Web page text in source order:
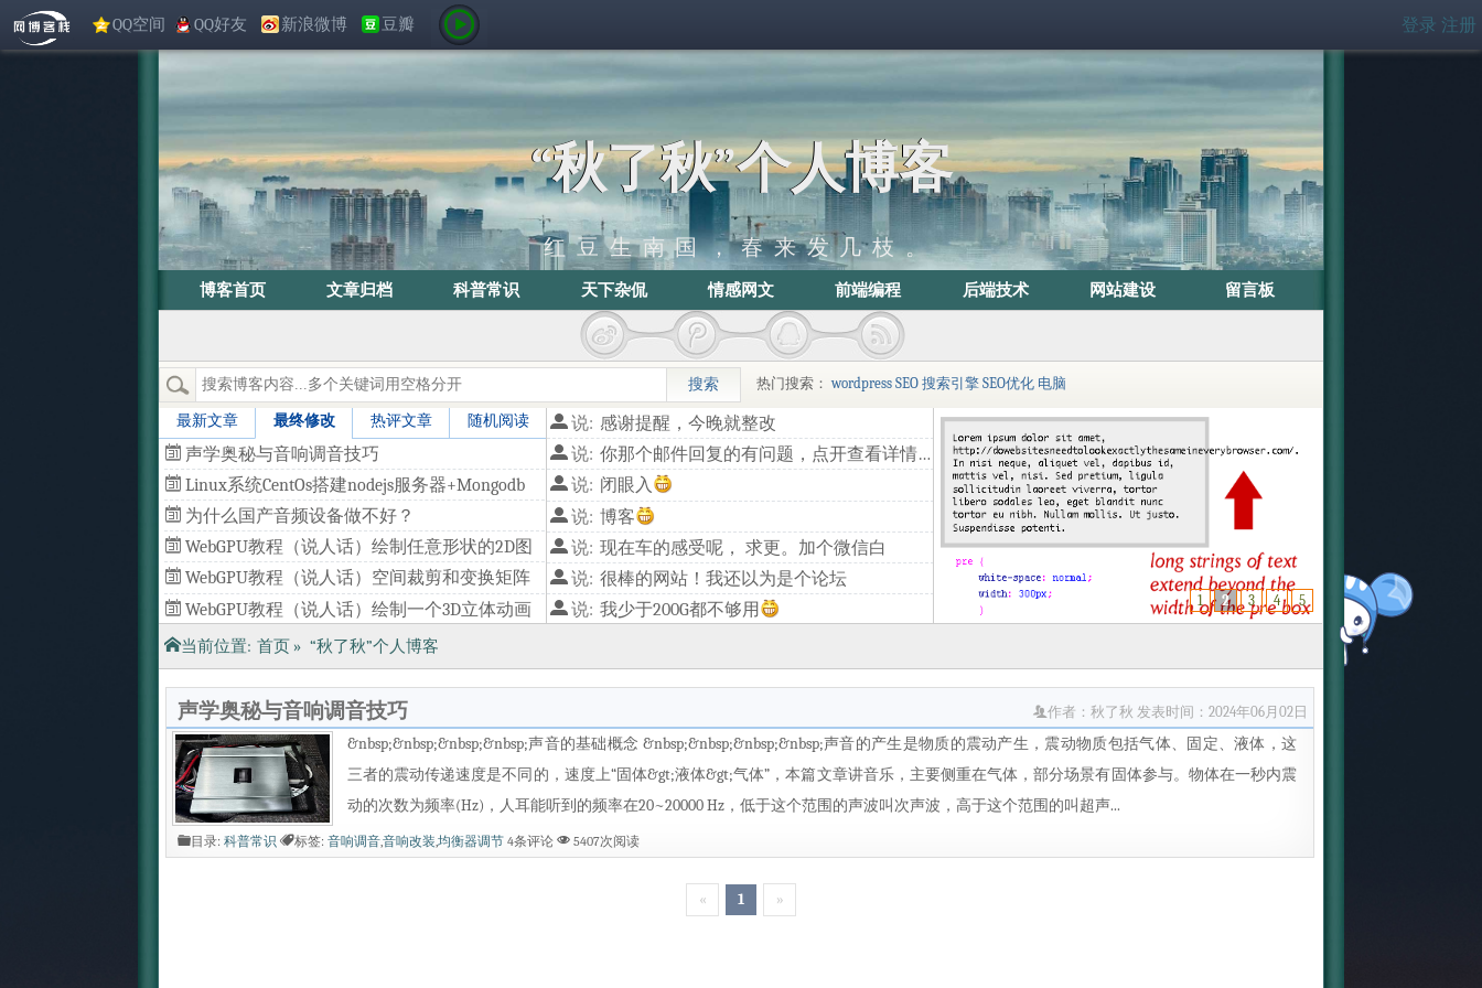
QQ空间 QQ好友 新浪微博 豆瓣 登录 注册
“秋了秋”个人博客
红豆生南国，春来发几枝。
博客首页 文章归档 科普常识 天下杂侃 情感网文 前端编程 后端技术 网站建设 留言板
热门搜索：wordpress SEO 搜索引擎 SEO优化 电脑
最新文章 最终修改 热评文章 随机阅读
声学奥秘与音响调音技巧
Linux系统CentOs搭建nodejs服务器+Mongodb
为什么国产音频设备做不好？
WebGPU教程（说人话）绘制任意形状的2D图
形（一）
WebGPU教程（说人话）空间裁剪和变换矩阵
（四）
WebGPU教程（说人话）绘制一个3D立体动画
（三）
WebGPU教程（说人话）批量绘制几何图形
（二）
说: 感谢提醒，今晚就整改
说:
你那个邮件回复的有问题，点开查看详情，链接是**/514.html，代码输出有问题，估计后面换到blog目录里面了
说: 闭眼入
说: 博客
说: 现在车的感受呢， 求更。加个微信白
说: 很棒的网站！我还以为是个论坛
说: 我少于200G都不够用
1 2 3 4 5
当前位置: 首页» “秋了秋”个人博客
声学奥秘与音响调音技巧 作者：秋了秋发表时间：2024年06月02日
&nbsp;&nbsp;&nbsp;&nbsp;声音的基础概念 &nbsp;&nbsp;&nbsp;&nbsp;声音的产生是物质的震动产生，震动物质包括气体、固定、液体，这
三者的震动传递速度是不同的，速度上“固体&gt;液体&gt;气体”，本篇文章讲音乐，主要侧重在气体，部分场景有固体参与。物体在一秒内震
动的次数为频率(Hz)，人耳能听到的频率在20~20000 Hz，低于这个范围的声波叫次声波，高于这个范围的叫超声...
目录: 科普常识 标签: 音响调音,音响改装,均衡器调节 4条评论 5407次阅读
« 1 »